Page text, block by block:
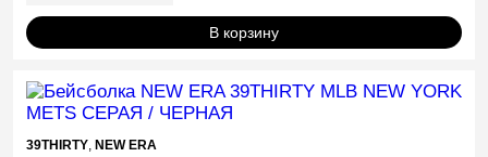
В корзину
39THIRTY, NEW ERA